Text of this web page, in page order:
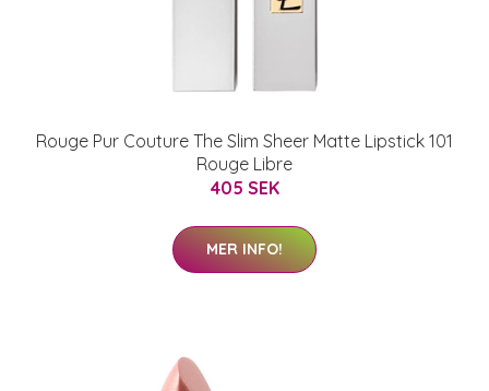
Rouge Pur Couture The Slim Sheer Matte Lipstick 101
Rouge Libre
405 SEK
MER INFO!